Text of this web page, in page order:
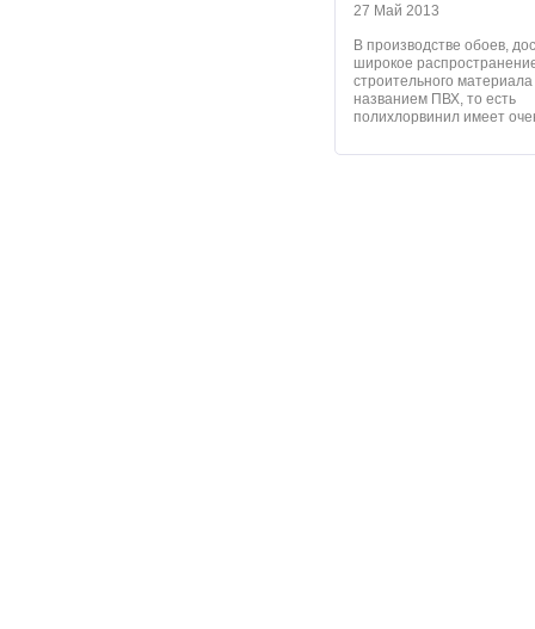
27 Май 2013
В производстве обоев,
широкое
строительного
названием ПВХ, то есть
полихлорвинил имеет